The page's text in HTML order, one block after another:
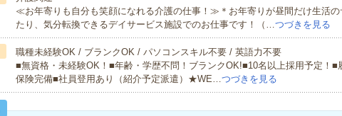
≪お年寄りも自分も笑顔になれる介護の仕事！≫＊お年寄りが昼間だけ生活の
たり、気分転換できるデイサービス施設でのお仕事です！（… つづきを見る
職種未経験OK / ブランクOK / パソコンスキル不要 / 英語力不要
■無資格・未経験OK！■年齢・学歴不問！ブランクOK!■10名以上採用予定！■
保険完備■社員登用あり（紹介予定派遣）★WE… つづきを見る